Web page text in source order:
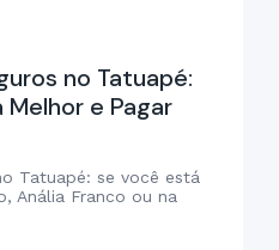
no Tatuapé:
e Pagar
Tatuapé: se você está
Anália Franco ou na